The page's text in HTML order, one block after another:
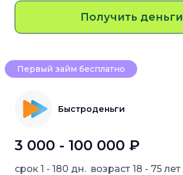
Получить деньги
Первый займ бесплатно
Быстроденьги
3 000 - 100 000 ₽
срок 1 - 180 дн. возраст 18 - 75 лет